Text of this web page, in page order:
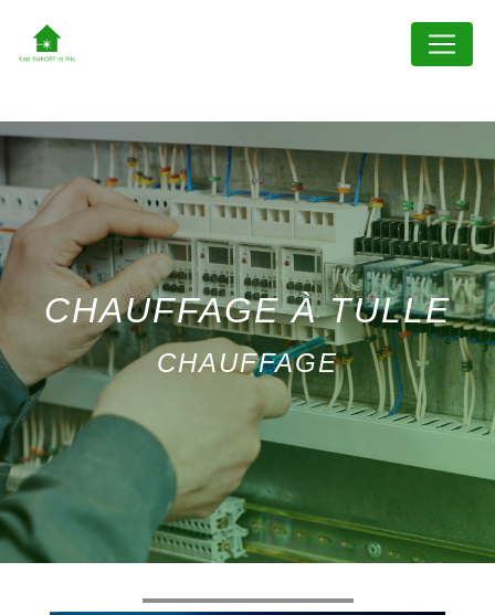
CHAUFFAGE À TULLE
CHAUFFAGE